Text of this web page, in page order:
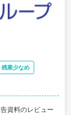
残業少なめ
資料のレビュー